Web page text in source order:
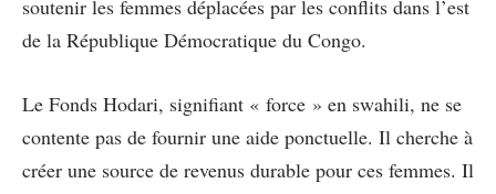
soutenir les femmes déplacées par les conflits dans l’est
de la République Démocratique du Congo.
Le Fonds Hodari, signifiant « force » en swahili, ne se
contente pas de fournir une aide ponctuelle. Il cherche à
créer une source de revenus durable pour ces femmes. Il